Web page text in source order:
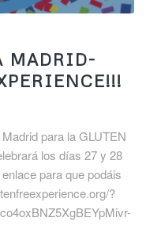
MADRID-
para la GLUTEN
los días 27 y 28
para que podáis
?